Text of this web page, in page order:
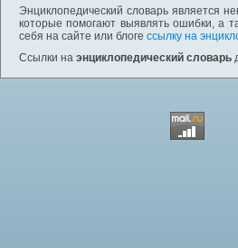
Энциклопедический словарь является
которые помогают выявлять ошибки, а
себя на сайте или блоге ссылку на
Ссылки на энциклопедический словарь